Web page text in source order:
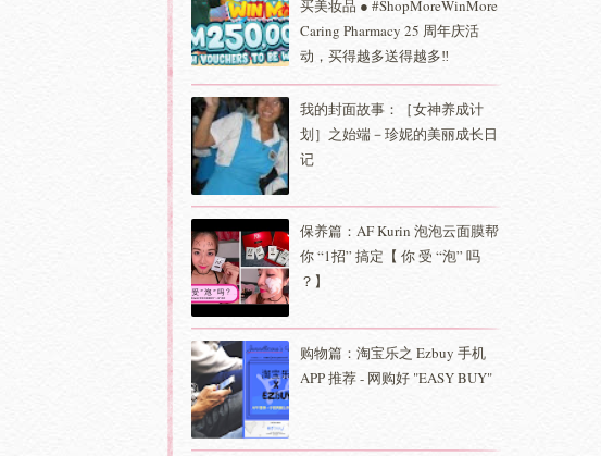
买美妆品 ● #ShopMoreWinMore
Caring Pharmacy 25 周年庆活
动，买得越多送得越多‼️
我的封面故事：［女神养成计
划］之始端－珍妮的美丽成长日
记
保养篇：AF Kurin 泡泡云面膜帮
你 “1招” 搞定【 你 受 “泡” 吗
？】
购物篇：淘宝乐之 Ezbuy 手机
APP 推荐 - 网购好 "EASY BUY"